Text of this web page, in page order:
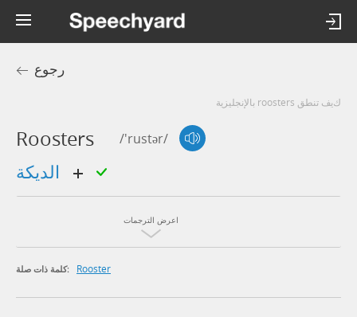
رجوع
كيف تنطق roosters بالإنجليزية
Roosters /'rustər/
اعرض الترجمات
كلمة ذات صلة: Rooster